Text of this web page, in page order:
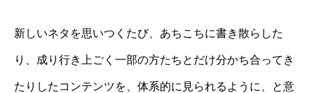
新しいネタを思いつくたび、あちこちに書き散らした
り、成り行き上ごく一部の方たちとだけ分かち合ってき
たりしたコンテンツを、体系的に見られるように、と意